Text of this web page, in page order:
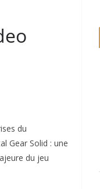
du
Gear Solid : une
du jeu